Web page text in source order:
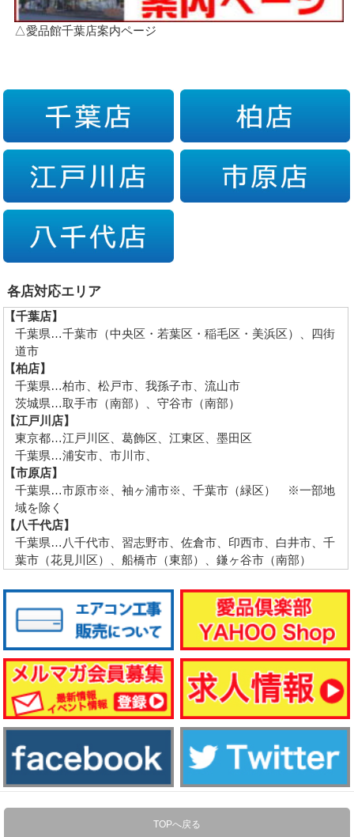
△愛品館千葉店案内ページ
各店対応エリア
【千葉店】
千葉県…千葉市（中央区・若葉区・稲毛区・美浜区）、四街
道市
【柏店】
千葉県…柏市、松戸市、我孫子市、流山市
茨城県…取手市（南部）、守谷市（南部）
【江戸川店】
東京都…江戸川区、葛飾区、江東区、墨田区
千葉県…浦安市、市川市、
【市原店】
千葉県…市原市※、袖ヶ浦市※、千葉市（緑区） ※一部地
域を除く
【八千代店】
千葉県…八千代市、習志野市、佐倉市、印西市、白井市、千
葉市（花見川区）、船橋市（東部）、鎌ヶ谷市（南部）
TOPへ戻る